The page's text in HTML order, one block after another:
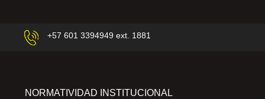
+57 601 3394949 ext. 1881
NORMATIVIDAD INSTITUCIONAL